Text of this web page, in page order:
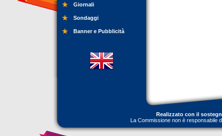
Giornali
Sondaggi
Banner e Pubblicità
Realizzato con il
La Commissione non è responsabile